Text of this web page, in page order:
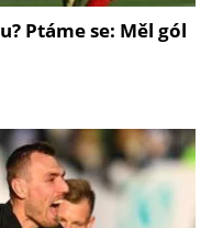
Ptáme se: Měl gól